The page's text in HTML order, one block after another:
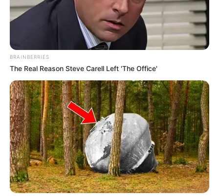
18.079.935/0001-70
FBO Negócios de Treinamento e Marketing Digital
Artesanatos
Encadernação Artesanal
Filtro dos Sonhos
Lembrancinhas de Casamento
BRAINBERRIES
The Real Reason Steve Carell Left 'The Office'